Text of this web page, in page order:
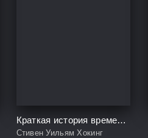
Краткая история времени. От Большого взрыва до черных дыр
Стивен Уильям Хокинг